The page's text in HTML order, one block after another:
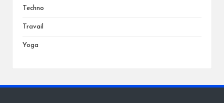
Techno
Travail
Yoga